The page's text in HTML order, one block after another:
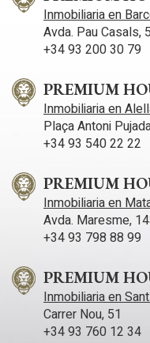
Familiar, otorgada por la
conocida también por
Artificiales que tiene
arbolada zona
Inmobiliaria en
Avda. Pau Casals, 5
+34 93 200 30 79
PREMIUM
Inmobiliaria en
Plaça Antoni
+34 93 540 22 22
PREMIUM
Inmobiliaria en
Avda. Maresme,
+34 93 798 88 99
PREMIUM
Inmobiliaria en
Carrer Nou, 51
+34 93 760 12 34